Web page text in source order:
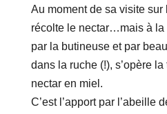
Au moment de sa visite sur
récolte le nectar…mais à la
par la butineuse et par
dans la ruche (!), s’opère
nectar en miel.
C’est l’apport par l’abeille